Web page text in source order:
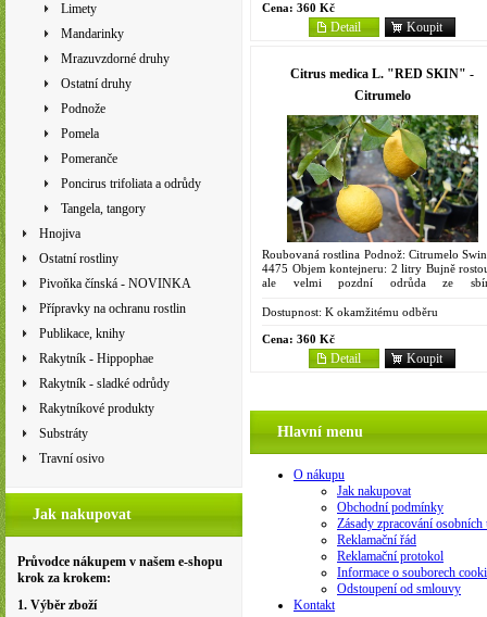
Limety
Mandarinky
Mrazuvzdorné druhy
Ostatní druhy
Podnože
Pomela
Pomeranče
Poncirus trifoliata a odrůdy
Tangela, tangory
Hnojiva
Ostatní rostliny
Pivoňka čínská - NOVINKA
Přípravky na ochranu rostlin
Publikace, knihy
Rakytník - Hippophae
Rakytník - sladké odrůdy
Rakytníkové produkty
Substráty
Travní osivo
Jak nakupovat
Průvodce nákupem v našem e-shopu
krok za krokem:
1. Výběr zboží
Cena: 360 Kč
Koupit
Detail
Citrus medica L. "RED SKIN" -
Citrumelo
Roubovaná rostlina Podnož: Citrumelo
4475 Objem kontejneru: 2 litry Bujně
ale velmi pozdní odrůda ze
v následujícím roce po...
Dostupnost: K okamžitému odběru
Cena: 360 Kč
Koupit
Detail
Hlavní menu
O nákupu
Jak nakupovat
Obchodní podmínky
Zásady zpracování osobních
Reklamační řád
Reklamační protokol
Informace o souborech
Odstoupení od smlouvy
Kontakt